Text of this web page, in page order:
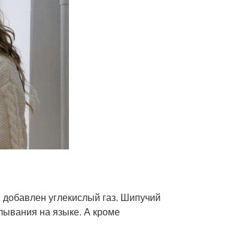
углекислый газ. Шипучий
на языке. А кроме